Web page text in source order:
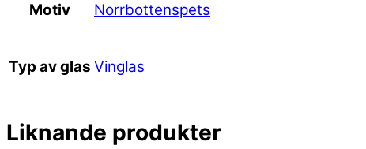
Motiv Norrbottenspets
Typ av glas Vinglas
Liknande produkter